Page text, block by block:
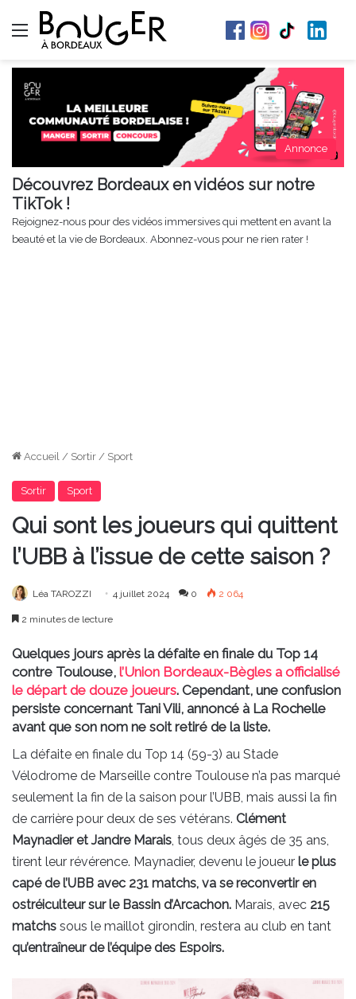
Menu
Annonce
Découvrez Bordeaux en vidéos sur notre
TikTok !
Rejoignez-nous pour des vidéos immersives qui mettent en avant la
beauté et la vie de Bordeaux. Abonnez-vous pour ne rien rater !
Accueil / Sortir / Sport
Sortir Sport
Qui sont les joueurs qui quittent
l’UBB à l’issue de cette saison ?
Léa TAROZZI 4 juillet 2024 0 2 064
2 minutes de lecture
Quelques jours après la défaite en finale du Top 14
contre Toulouse, l’Union Bordeaux-Bègles a officialisé
le départ de douze joueurs. Cependant, une confusion
persiste concernant Tani Vili, annoncé à La Rochelle
avant que son nom ne soit retiré de la liste.
La défaite en finale du Top 14 (59-3) au Stade
Vélodrome de Marseille contre Toulouse n’a pas marqué
seulement la fin de la saison pour l’UBB, mais aussi la fin
de carrière pour deux de ses vétérans. Clément
Maynadier et Jandre Marais, tous deux âgés de 35 ans,
tirent leur révérence. Maynadier, devenu le joueur le plus
capé de l’UBB avec 231 matchs, va se reconvertir en
ostréiculteur sur le Bassin d’Arcachon. Marais, avec 215
matchs sous le maillot girondin, restera au club en tant
qu’entraîneur de l’équipe des Espoirs.